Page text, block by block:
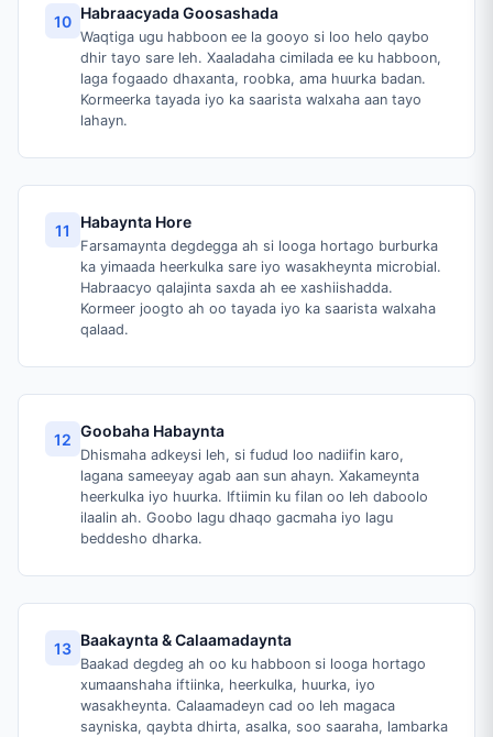
10 Habraacyada Goosashada
Waqtiga ugu habboon ee la gooyo si loo helo qaybo
dhir tayo sare leh. Xaaladaha cimilada ee ku habboon,
laga fogaado dhaxanta, roobka, ama huurka badan.
Kormeerka tayada iyo ka saarista walxaha aan tayo
lahayn.
11 Habaynta Hore
Farsamaynta degdegga ah si looga hortago burburka
ka yimaada heerkulka sare iyo wasakheynta microbial.
Habraacyo qalajinta saxda ah ee xashiishadda.
Kormeer joogto ah oo tayada iyo ka saarista walxaha
qalaad.
12 Goobaha Habaynta
Dhismaha adkeysi leh, si fudud loo nadiifin karo,
lagana sameeyay agab aan sun ahayn. Xakameynta
heerkulka iyo huurka. Iftiimin ku filan oo leh daboolo
ilaalin ah. Goobo lagu dhaqo gacmaha iyo lagu
beddesho dharka.
13 Baakaynta & Calaamadaynta
Baakad degdeg ah oo ku habboon si looga hortago
xumaanshaha iftiinka, heerkulka, huurka, iyo
wasakheynta. Calaamadeyn cad oo leh magaca
sayniska, qaybta dhirta, asalka, soo saaraha, lambarka